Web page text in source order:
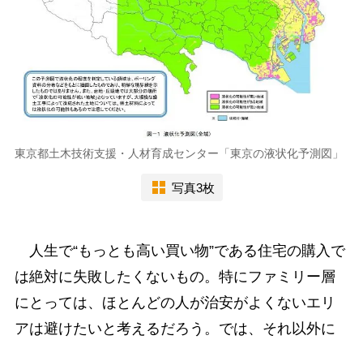
東京都土木技術支援・人材育成センター「東京の液状化予測図」
写真3枚
人生で“もっとも高い買い物”である住宅の購入で
は絶対に失敗したくないもの。特にファミリー層
にとっては、ほとんどの人が治安がよくないエリ
アは避けたいと考えるだろう。では、それ以外に